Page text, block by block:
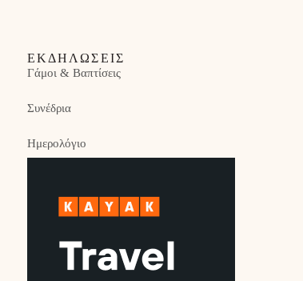
ΕΚΔΗΛΏΣΕΙΣ
Γάμοι & Βαπτίσεις
Συνέδρια
Ημερολόγιο